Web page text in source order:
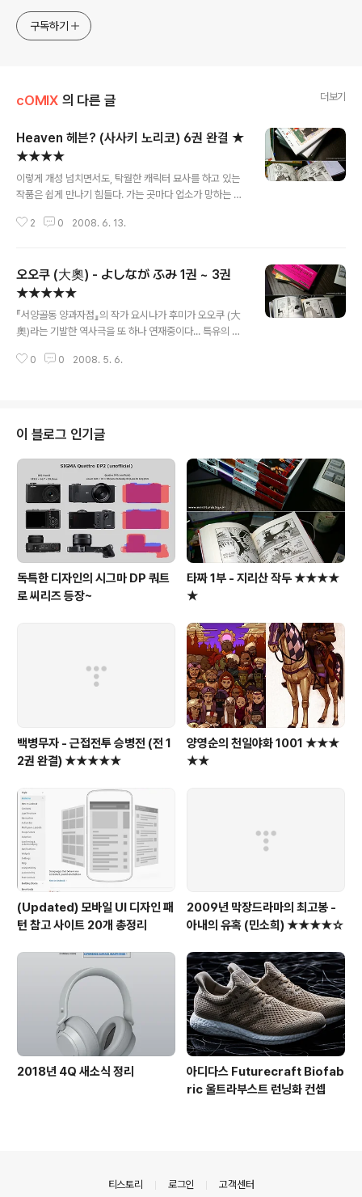
구독하기
cOMIX 의 다른 글 더보기
Heaven 헤븐? (사사키 노리코) 6권 완결 ★
★★★★
이렇게 개성 넘치면서도, 탁월한 캐릭터 묘사를 하고 있는
작품은 쉽게 만나기 힘들다. 가는 곳마다 업소가 망하는 바
에 몸 담았지만 무표정한 인상으로 손님의 불쾌감만 사는
차린 수상쩍은 - 실은 미스테리 소설가 - 여사장 쿠로스상,
늘 아무생각없는 싱글벙글 카와이군, 6권 특별 에피소드에
출연하는 석재상의 스즈키상 등등 개성적인 캐릭터들이 수
두룩하게 등장!! 1권을 다 보았을때는, 머랄까... 좀 썰렁하
기도 하고, 엉성한 것 같기도 하고, 계속 볼까말까 잠시 망
설였었는데... 2권, 3권을 더해갈수록, 공동묘지옆 loin d'i
2 0 2008. 6. 13.
오오쿠 (大奧) - よしなが ふみ 1권 ~ 3권
★★★★★
『서양골동 양과자점』의 작가 요시나가 후미가 오오쿠 (大
奧)라는 기발한 역사극을 또 하나 연재중이다... 특유의 야
움에, 감탄에 감탄을 거듭하게 되고 만다. “천연두와 비슷
딱 한줄로 요약되는 컨셉만으로도 이 만화는 충분히 자극
적이고, 흥미롭다... 1편에서는 8대 여자 쇼군 도쿠가와 요
시무네와 그녀의 첫번째 남자 (''고나이쇼노카타''는 쇼군께
처음으로 잠자리를 가르치는 중대한 소임인 동시에 동정인
쇼군과 관계를 가져 옥체에 흠을 내는 대죄인이기도 해 죽
임을 당해야 한다. ㅡ,..
0 0 2008. 5. 6.
이 블로그 인기글
독특한 디자인의 시그마 DP 쿼트
로 씨리즈 등장~
타짜 1부 - 지리산 작두 ★★★★
★
백병무자 - 근접전투 승병전 (전 1
2권 완결) ★★★★★
양영순의 천일야화 1001 ★★★
★★
(Updated) 모바일 UI 디자인 패
턴 참고 사이트 20개 총정리
2009년 막장드라마의 최고봉 -
아내의 유혹 (민소희) ★★★★☆
2018년 4Q 새소식 정리
아디다스 Futurecraft Biofab
ric 울트라부스트 런닝화 컨셉
티스토리 로그인 고객센터